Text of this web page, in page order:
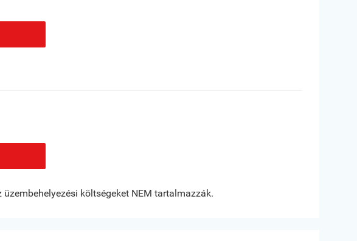
üzembehelyezési költségeket NEM tartalmazzák.